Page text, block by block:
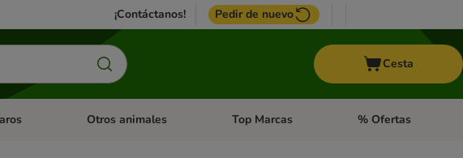
¡Contáctanos! Pedir de nuevo
Cesta
de categoria abierto: Roedores y +
Menú de categoria abierto: Pájaros
Otros animales Menú de categoria abierto: Otros animales
Top Marcas Menú de categoria
% Ofertas